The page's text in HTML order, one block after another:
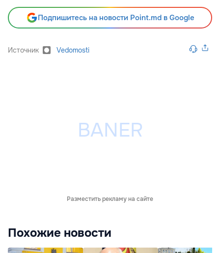
Подпишитесь на новости Point.md в Google
Источник Vedomosti
Разместить рекламу на сайте
Похожие новости